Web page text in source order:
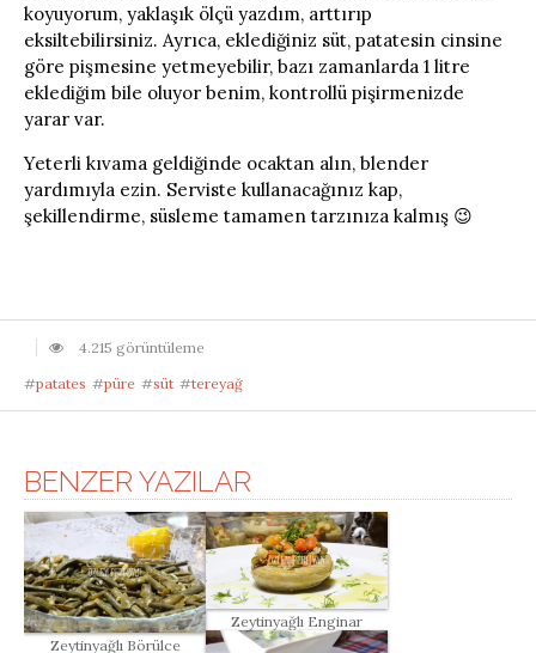
koyuyorum, yaklaşık ölçü yazdım, arttırıp
eksiltebilirsiniz. Ayrıca, eklediğiniz süt, patatesin cinsine
göre pişmesine yetmeyebilir, bazı zamanlarda 1 litre
eklediğim bile oluyor benim, kontrollü pişirmenizde
yarar var.
Yeterli kıvama geldiğinde ocaktan alın, blender
yardımıyla ezin. Serviste kullanacağınız kap,
şekillendirme, süsleme tamamen tarzınıza kalmış 😉
4.215 görüntüleme
#patates #püre #süt #tereyağ
BENZER YAZILAR
Zeytinyağlı Börülce
Zeytinyağlı Enginar